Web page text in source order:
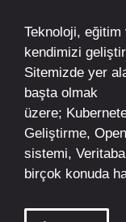
Teknoloji, eğitim
kendimizi
Sitemizde yer
başta olmak
üzere;
Geliştirme,
sistemi,
birçok konuda